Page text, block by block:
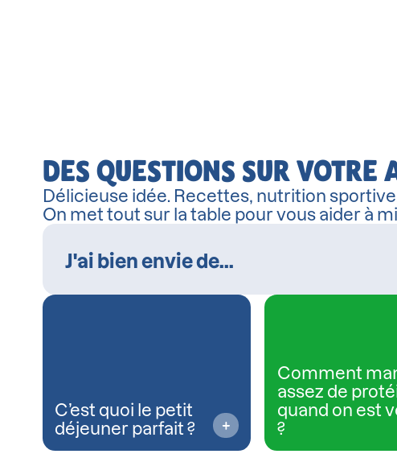
DES QUESTIONS SUR
Délicieuse idée. Recettes, nutrition
On met tout sur la table pour vous aider à
C’est quoi le petit
déjeuner parfait ?
Comment
assez de
quand on est
?